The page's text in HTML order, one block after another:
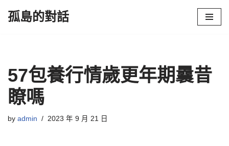
孤島的對話
57包養行情歲更年期曩昔
瞭嗎
by admin 2023 年 9 月 21 日